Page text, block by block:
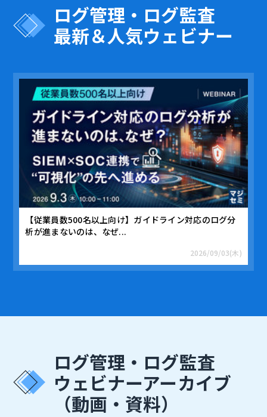
ログ管理・ログ監査
最新＆人気ウェビナー
【従業員数500名以上向け】ガイドライン対応のログ分
析が進まないのは、なぜ...
2026/09/03(木)
ログ管理・ログ監査
ウェビナーアーカイブ
（動画・資料）